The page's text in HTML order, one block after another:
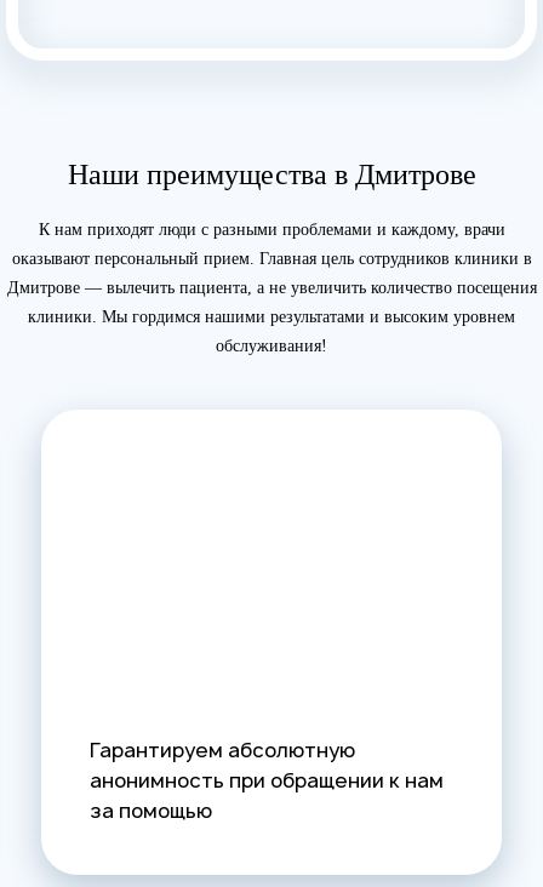
Наши преимущества в Дмитрове
К нам приходят люди с разными проблемами и каждому, врачи
оказывают персональный прием. Главная цель сотрудников клиники в
Дмитрове — вылечить пациента, а не увеличить количество посещения
клиники. Мы гордимся нашими результатами и высоким уровнем
обслуживания!
Гарантируем абсолютную
анонимность при обращении к нам
за помощью